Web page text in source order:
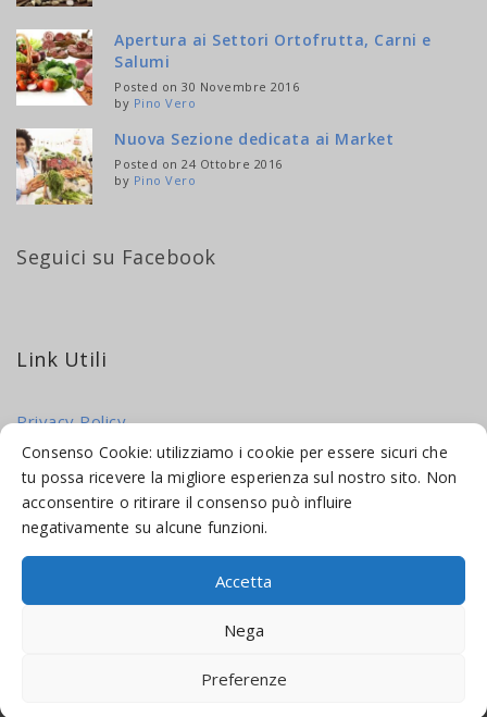
Consenso Cookie: utilizziamo i cookie per essere sicuri che
tu possa ricevere la migliore esperienza sul nostro sito. Non
acconsentire o ritirare il consenso può influire
negativamente su alcune funzioni.
Accetta
Nega
Preferenze
Apertura ai Settori Ortofrutta, Carni e
Salumi
Posted on 30 Novembre 2016
by Pino Vero
Nuova Sezione dedicata ai Market
Posted on 24 Ottobre 2016
by Pino Vero
Seguici su Facebook
Link Utili
Privacy Policy
Cookie Policy
MADE WEB SOLUTIONS